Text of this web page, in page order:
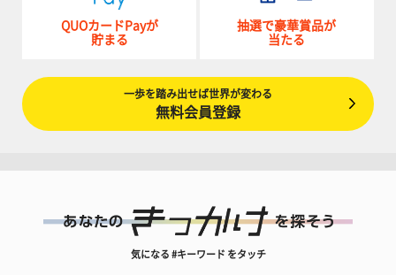
QUOカードPayが
貯まる
抽選で豪華賞品が
当たる
一歩を踏み出せば世界が変わる
無料会員登録
気になる #キーワード をタッチ